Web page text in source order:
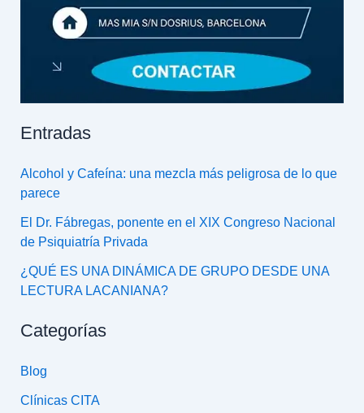
Entradas
Alcohol y Cafeína: una mezcla más peligrosa de lo que
parece
El Dr. Fábregas, ponente en el XIX Congreso Nacional
de Psiquiatría Privada
¿QUÉ ES UNA DINÁMICA DE GRUPO DESDE UNA
LECTURA LACANIANA?
Categorías
Blog
Clínicas CITA